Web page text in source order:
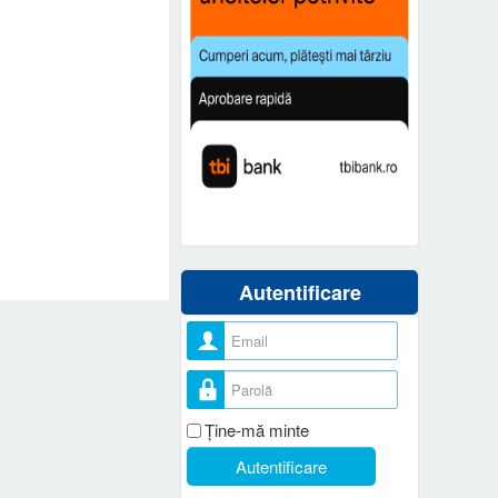
Autentificare
Nume utilizator
Parolă
Ţine-mă minte
Autentificare